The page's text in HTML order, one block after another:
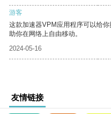
游客
这款加速器VPM应用程序可以给
助你在网络上自由移动。
2024-05-16
友情链接